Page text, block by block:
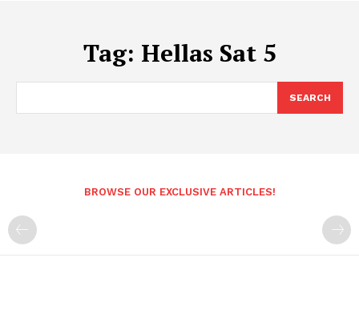
Tag: Hellas Sat 5
SEARCH
BROWSE OUR EXCLUSIVE ARTICLES!